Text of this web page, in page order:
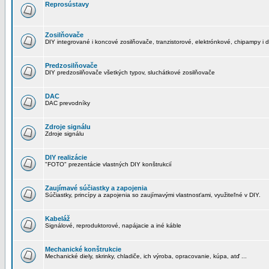
Reprosústavy
Zosilňovače
DIY integrované i koncové zosilňovače, tranzistorové, elektrónkové, chipampy i
Predzosilňovače
DIY predzosilňovače všetkých typov, sluchátkové zosilňovače
DAC
DAC prevodníky
Zdroje signálu
Zdroje signálu
DIY realizácie
"FOTO" prezentácie vlastných DIY konštrukcií
Zaujímavé súčiastky a zapojenia
Súčiastky, princípy a zapojenia so zaujímavými vlastnosťami, využiteľné v DIY.
Kabeláž
Signálové, reproduktorové, napájacie a iné káble
Mechanické konštrukcie
Mechanické diely, skrinky, chladiče, ich výroba, opracovanie, kúpa, atď ...